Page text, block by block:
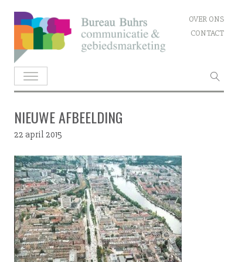
Skip
to
content
OVER ONS
CONTACT
NIEUWE AFBEELDING
22 april 2015